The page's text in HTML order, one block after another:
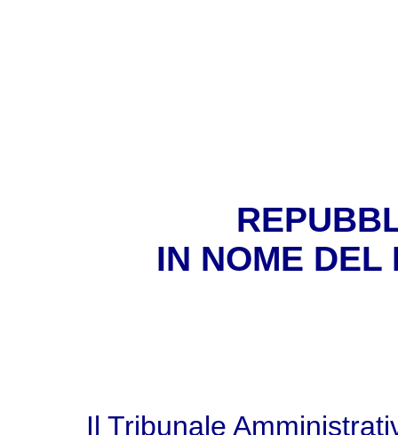
IN NOME DEL
Il Tribunale